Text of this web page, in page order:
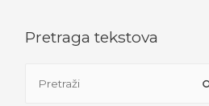
Pretraga tekstova